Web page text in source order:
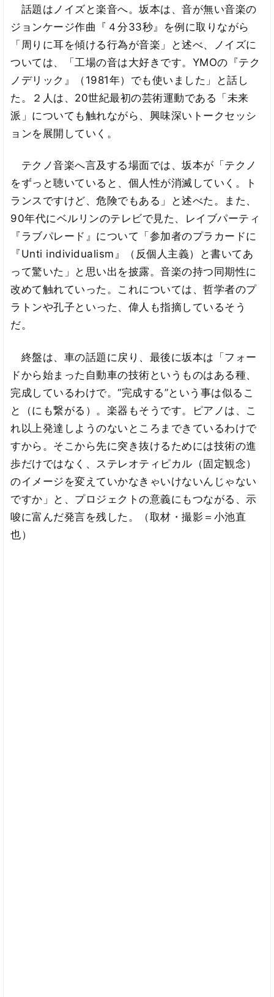
話題はノイズと楽音へ。坂本は、音が無い音楽の
ジョンケージ作曲『４分33秒』を例に取りながら
「周りに耳を傾ける行為が音楽」と述べ、ノイズに
ついては、「工場の音は大好きです。YMOの『テク
ノデリック』（1981年）でも使いました」と話し
た。２人は、20世紀最初の芸術運動である「未来
派」についても触れながら、興味深いトークセッシ
ョンを展開していく。
テクノ音楽へ言及する場面では、坂本が「テクノ
をずっと聴いていると、個人性が消滅していく。ト
ランスですけど、危険でもある」と述べた。また、
90年代にベルリンのテレビで見た、レイブパーティ
『ラブパレード』について「参加者のプラカードに
『Unti individualism』（反個人主義）と書いてあ
って驚いた」と思い出を披露。音楽の持つ同期性に
改めて触れていった。これについては、哲学者のプ
ラトンや孔子といった、偉人も指摘しているそう
だ。
終盤は、車の話題に戻り、最後に坂本は「フォー
ドから始まった自動車の技術というものはある種、
完成しているわけで。“完成する”という事は似るこ
と（にも繋がる）。楽器もそうです。ピアノは、こ
れ以上発達しようのないところまできているわけで
すから。そこから先に突き抜けるためには技術の進
歩だけではなく、ステレオティピカル（固定観念）
のイメージを変えていかなきゃいけないんじゃない
ですか」と、プロジェクトの意義にもつながる、示
唆に富んだ発言を残した。（取材・撮影＝小池直
也）